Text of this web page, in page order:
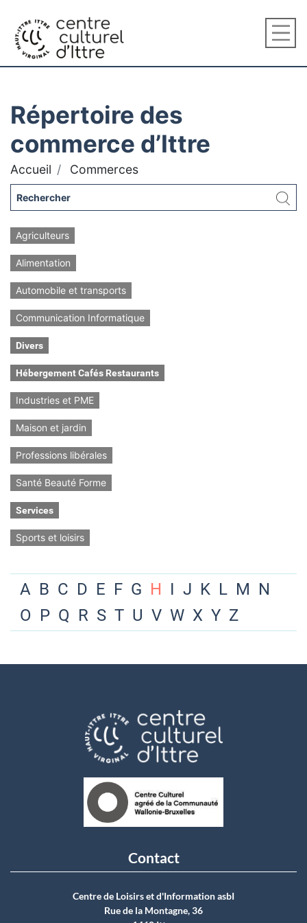
Répertoire des
commerce d’Ittre
Accueil Commerces
Agriculteurs
Alimentation
Automobile et transports
Communication Informatique
Divers
Hébergement Cafés Restaurants
Industries et PME
Maison et jardin
Professions libérales
Santé Beauté Forme
Services
Sports et loisirs
A B C D E F G H I J K L M N
O P Q R S T U V W X Y Z
Contact
Centre de Loisirs et d'Information asbI
Rue de la Montagne, 36